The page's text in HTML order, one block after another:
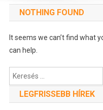
NOTHING FOUND
It seems we can’t find what
can help.
Keresés:
LEGFRISSEBB HÍREK